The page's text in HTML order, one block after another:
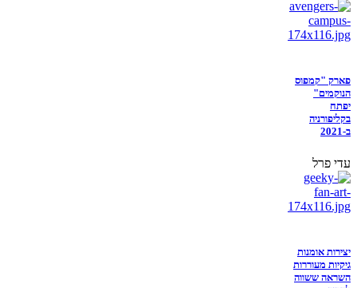
פארק "קמפוס
הנוקמים"
יפתח
בקליפורניה
ב-2021
עדי פרל
יצירות אומנות
גיקיות מעוררות
השראה ששווה